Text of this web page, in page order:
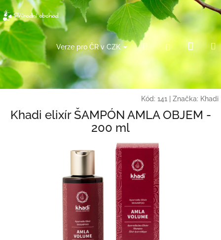
Přejít
na
obsah
Verze pro ČR v CZK Hledat Přihlášení
košík
Kód: 141 Značka: Khadi
Khadi elixír ŠAMPÓN AMLA OBJEM -
200 ml